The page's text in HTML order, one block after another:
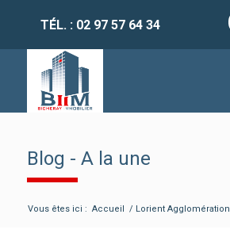
TÉL. : 02 97 57 64 34
Blog - A la une
Vous êtes ici : Accueil / Lorient Agglomération